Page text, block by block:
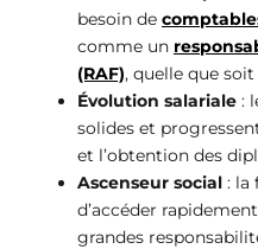
besoin de
comme un
(RAF), quelle que
Évolution salariale :
solides et
et l’obtention des
Ascenseur social : la
d’accéder
grandes